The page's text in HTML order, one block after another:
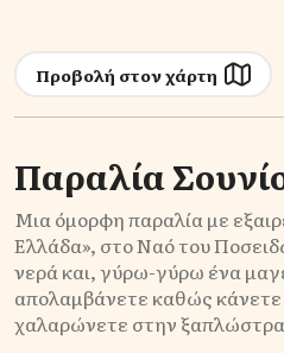
Προβολή στον χάρτη
Παραλία
Μια όμορφη παραλία με
Ελλάδα», στο Ναό του
νερά και, γύρω-γύρω ένα
απολαμβάνετε καθώς κάνετε
χαλαρώνετε στην